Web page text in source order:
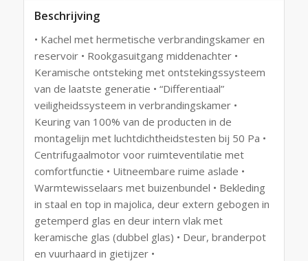
Beschrijving
• Kachel met hermetische verbrandingskamer en
reservoir • Rookgasuitgang middenachter •
Keramische ontsteking met ontstekingssysteem
van de laatste generatie • “Differentiaal”
veiligheidssysteem in verbrandingskamer •
Keuring van 100% van de producten in de
montagelijn met luchtdichtheidstesten bij 50 Pa •
Centrifugaalmotor voor ruimteventilatie met
comfortfunctie • Uitneembare ruime aslade •
Warmtewisselaars met buizenbundel • Bekleding
in staal en top in majolica, deur extern gebogen in
getemperd glas en deur intern vlak met
keramische glas (dubbel glas) • Deur, branderpot
en vuurhaard in gietijzer •